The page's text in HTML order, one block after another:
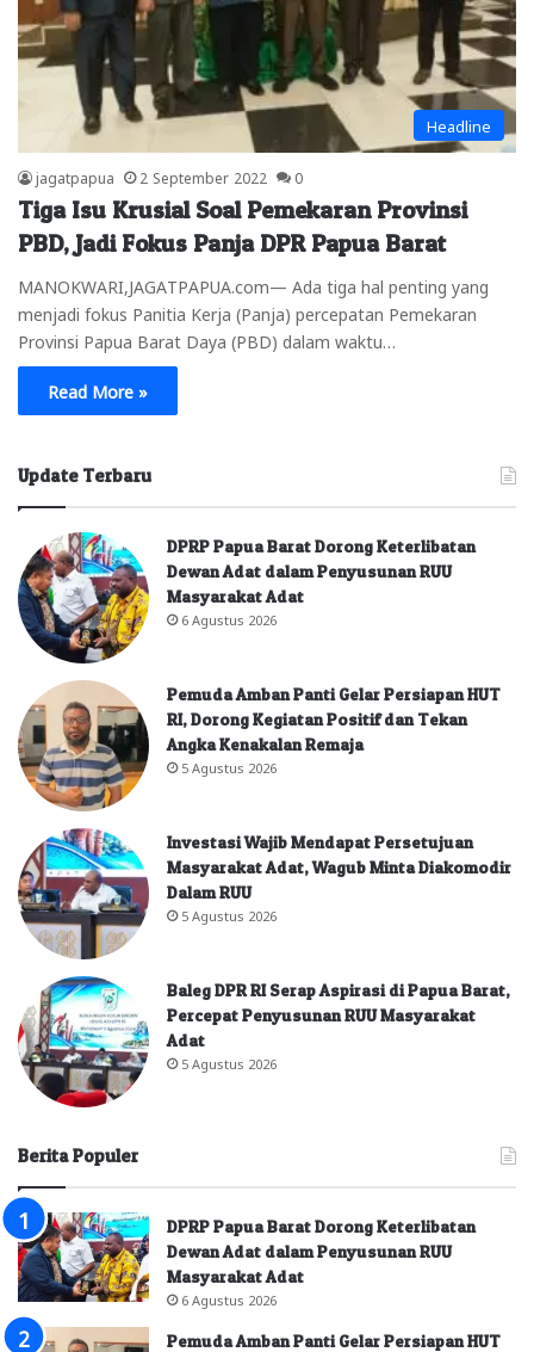
Headline
jagatpapua 2 September 2022 0
Tiga Isu Krusial Soal Pemekaran Provinsi
PBD, Jadi Fokus Panja DPR Papua Barat
MANOKWARI,JAGATPAPUA.com— Ada tiga hal penting yang
menjadi fokus Panitia Kerja (Panja) percepatan Pemekaran
Provinsi Papua Barat Daya (PBD) dalam waktu…
Read More »
Update Terbaru
DPRP Papua Barat Dorong Keterlibatan
Dewan Adat dalam Penyusunan RUU
Masyarakat Adat
6 Agustus 2026
Pemuda Amban Panti Gelar Persiapan HUT
RI, Dorong Kegiatan Positif dan Tekan
Angka Kenakalan Remaja
5 Agustus 2026
Investasi Wajib Mendapat Persetujuan
Masyarakat Adat, Wagub Minta Diakomodir
Dalam RUU
5 Agustus 2026
Baleg DPR RI Serap Aspirasi di Papua Barat,
Percepat Penyusunan RUU Masyarakat
Adat
5 Agustus 2026
Berita Populer
DPRP Papua Barat Dorong Keterlibatan
Dewan Adat dalam Penyusunan RUU
Masyarakat Adat
6 Agustus 2026
Pemuda Amban Panti Gelar Persiapan HUT